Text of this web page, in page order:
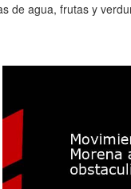
de agua, frutas y